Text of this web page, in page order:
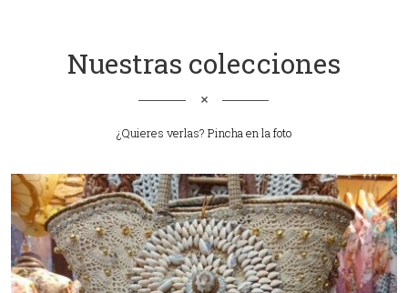
Nuestras colecciones
¿Quieres verlas? Pincha en la foto